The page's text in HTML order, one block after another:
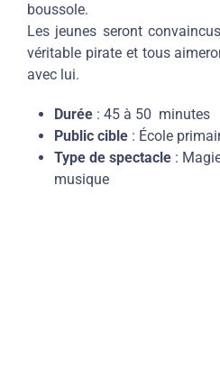
boussole.
Les jeunes seront
véritable pirate et tous
avec lui.
Durée : 45 à 50 minutes
Public cible : École
Type de spectacle :
musique